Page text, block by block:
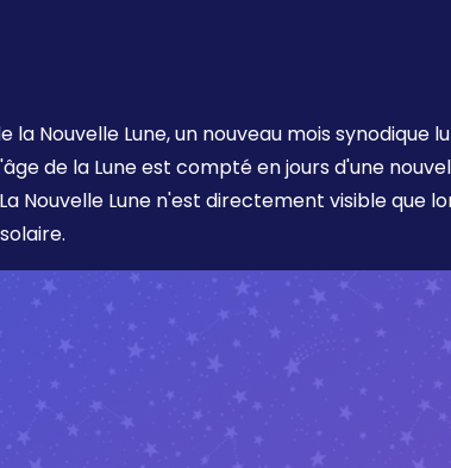
la Nouvelle Lune, un nouveau mois synodique
de la Lune est compté en jours d'une
Nouvelle Lune n'est directement visible que